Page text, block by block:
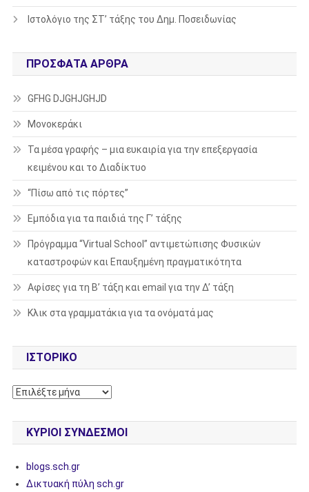
Ιστολόγιο της ΣΤ’ τάξης του Δημ. Ποσειδωνίας
ΠΡΌΣΦΑΤΑ ΆΡΘΡΑ
GFHG DJGHJGHJD
Μονοκεράκι
Τα μέσα γραφής – μια ευκαιρία για την επεξεργασία
κειμένου και το Διαδίκτυο
“Πίσω από τις πόρτες”
Εμπόδια για τα παιδιά της Γ’ τάξης
Πρόγραμμα “Virtual School” αντιμετώπισης Φυσικών
καταστροφών και Επαυξημένη πραγματικότητα
Αφίσες για τη Β’ τάξη και email για την Δ’ τάξη
Κλικ στα γραμματάκια για τα ονόματά μας
ΙΣΤΟΡΙΚΌ
Ιστορικό
ΚΎΡΙΟΙ ΣΎΝΔΕΣΜΟΙ
blogs.sch.gr
Δικτυακή πύλη sch.gr